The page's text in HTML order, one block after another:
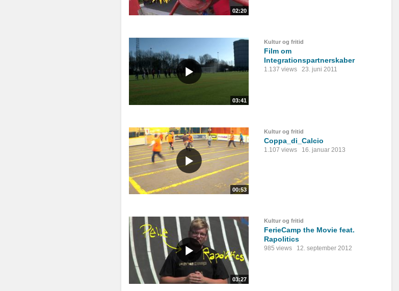
02:20
03:41
Kultur og fritid
Film om
Integrationspartnerskaber
1.137 views 23. juni 2011
00:53
Kultur og fritid
Coppa_di_Calcio
1.107 views 16. januar 2013
03:27
Kultur og fritid
FerieCamp the Movie feat.
Rapolitics
985 views 12. september 2012